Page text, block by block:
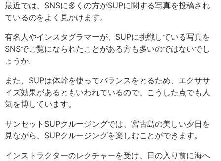
最近では、SNSに多くの方がSUPに関する写真を投稿され
ているのをよく見かけます。
有名人やインスタグラマーが、SUPに挑戦している写真を
SNSでご覧になられたことがある方も多いのではないでし
ょうか。
また、SUPは体幹を使ってバランスをとるため、エクササ
イズ効果があるともいわれているので、こうした点でも人
気を博しています。
サンセットSUPクルージングでは、宮古島の美しい夕日を
見ながら、SUPクルージングを楽しむことができます。
インストラクターのレクチャーを受け、日の入り前に海へ